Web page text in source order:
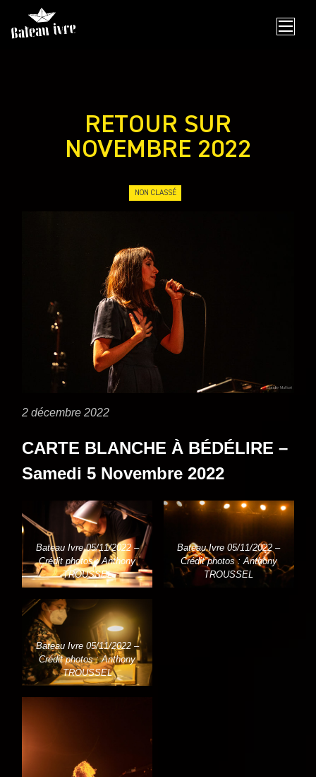
content
RETOUR SUR
NOVEMBRE 2022
NON CLASSÉ
2 décembre 2022
CARTE BLANCHE À BÉDÉLIRE –
Samedi 5 Novembre 2022
Bateau Ivre 05/11/2022 –
Crédit photos : Anthony
TROUSSEL
Bateau Ivre 05/11/2022 –
Crédit photos : Anthony
TROUSSEL
Bateau Ivre 05/11/2022 –
Crédit photos : Anthony
TROUSSEL